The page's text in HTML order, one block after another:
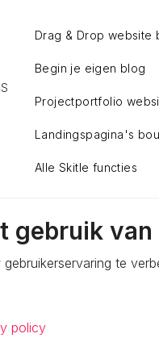
Drag & Drop website
Begin je eigen blog
Projectportfolio
Landingspagina's
Alle Skitle functies
gebruik
te
policy